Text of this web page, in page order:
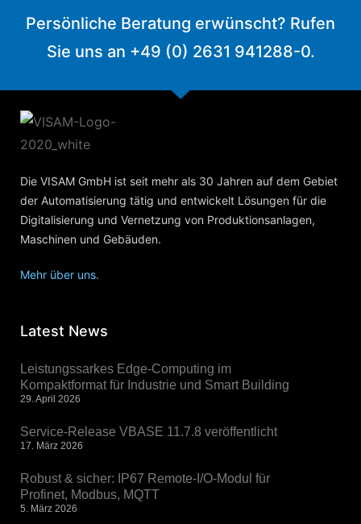
Persönliche Beratung erwünscht? Rufen
Sie uns an +49 (0) 2631 941288-0.
Die VISAM GmbH ist seit mehr als 30 Jahren auf dem Gebiet
der Automatisierung tätig und entwickelt Lösungen für die
Digitalisierung und Vernetzung von Produktionsanlagen,
Maschinen und Gebäuden.
Mehr über uns.
Latest News
Leistungssarkes Edge-Computing im
Kompaktformat für Industrie und Smart Building
29. April 2026
Service-Release VBASE 11.7.8 veröffentlicht
17. März 2026
Robust & sicher: IP67 Remote-I/O-Modul für
Profinet, Modbus, MQTT
5. März 2026